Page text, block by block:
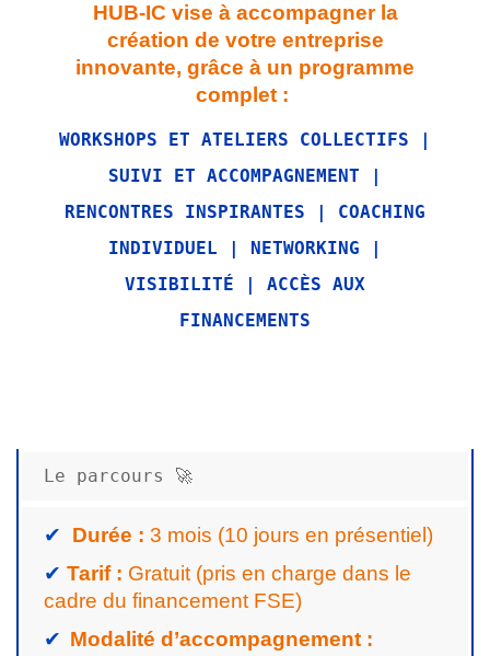
HUB-IC vise à accompagner la
création de votre entreprise
innovante, grâce à un programme
complet :
WORKSHOPS ET ATELIERS COLLECTIFS |
SUIVI ET ACCOMPAGNEMENT |
RENCONTRES INSPIRANTES | COACHING
INDIVIDUEL | NETWORKING |
VISIBILITÉ | ACCÈS AUX
FINANCEMENTS
Le parcours 🚀
✔ Durée : 3 mois (10 jours en présentiel)
✔ Tarif : Gratuit (pris en charge dans le
cadre du financement FSE)
✔ Modalité d’accompagnement :